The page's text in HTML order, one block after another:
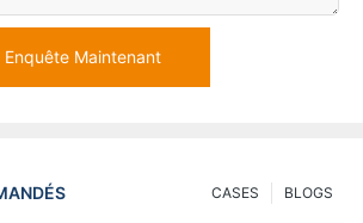
Enquête Maintenant
BLOGS
CASES